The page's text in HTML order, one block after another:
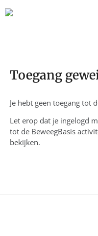
Toegang
Je hebt geen toegang tot
Let erop dat je ingelogd
tot de BeweegBasis
bekijken.